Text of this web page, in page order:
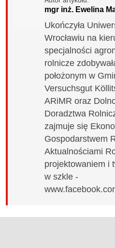
mgr inż. Ewelina
Ukończyła
Wrocławiu na
specjalności
rolnicze
położonym w
Versuchsgut
ARiMR oraz
Doradztwa
zajmuje się
Gospodarstwem
Aktualnościami
projektowaniem i
w szkle -